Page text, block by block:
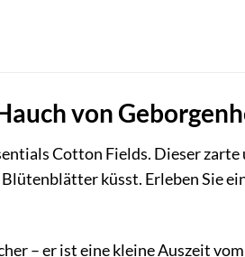
von
Cotton Fields. Dieser
küsst. Erleben Sie
– er ist eine kleine Auszeit